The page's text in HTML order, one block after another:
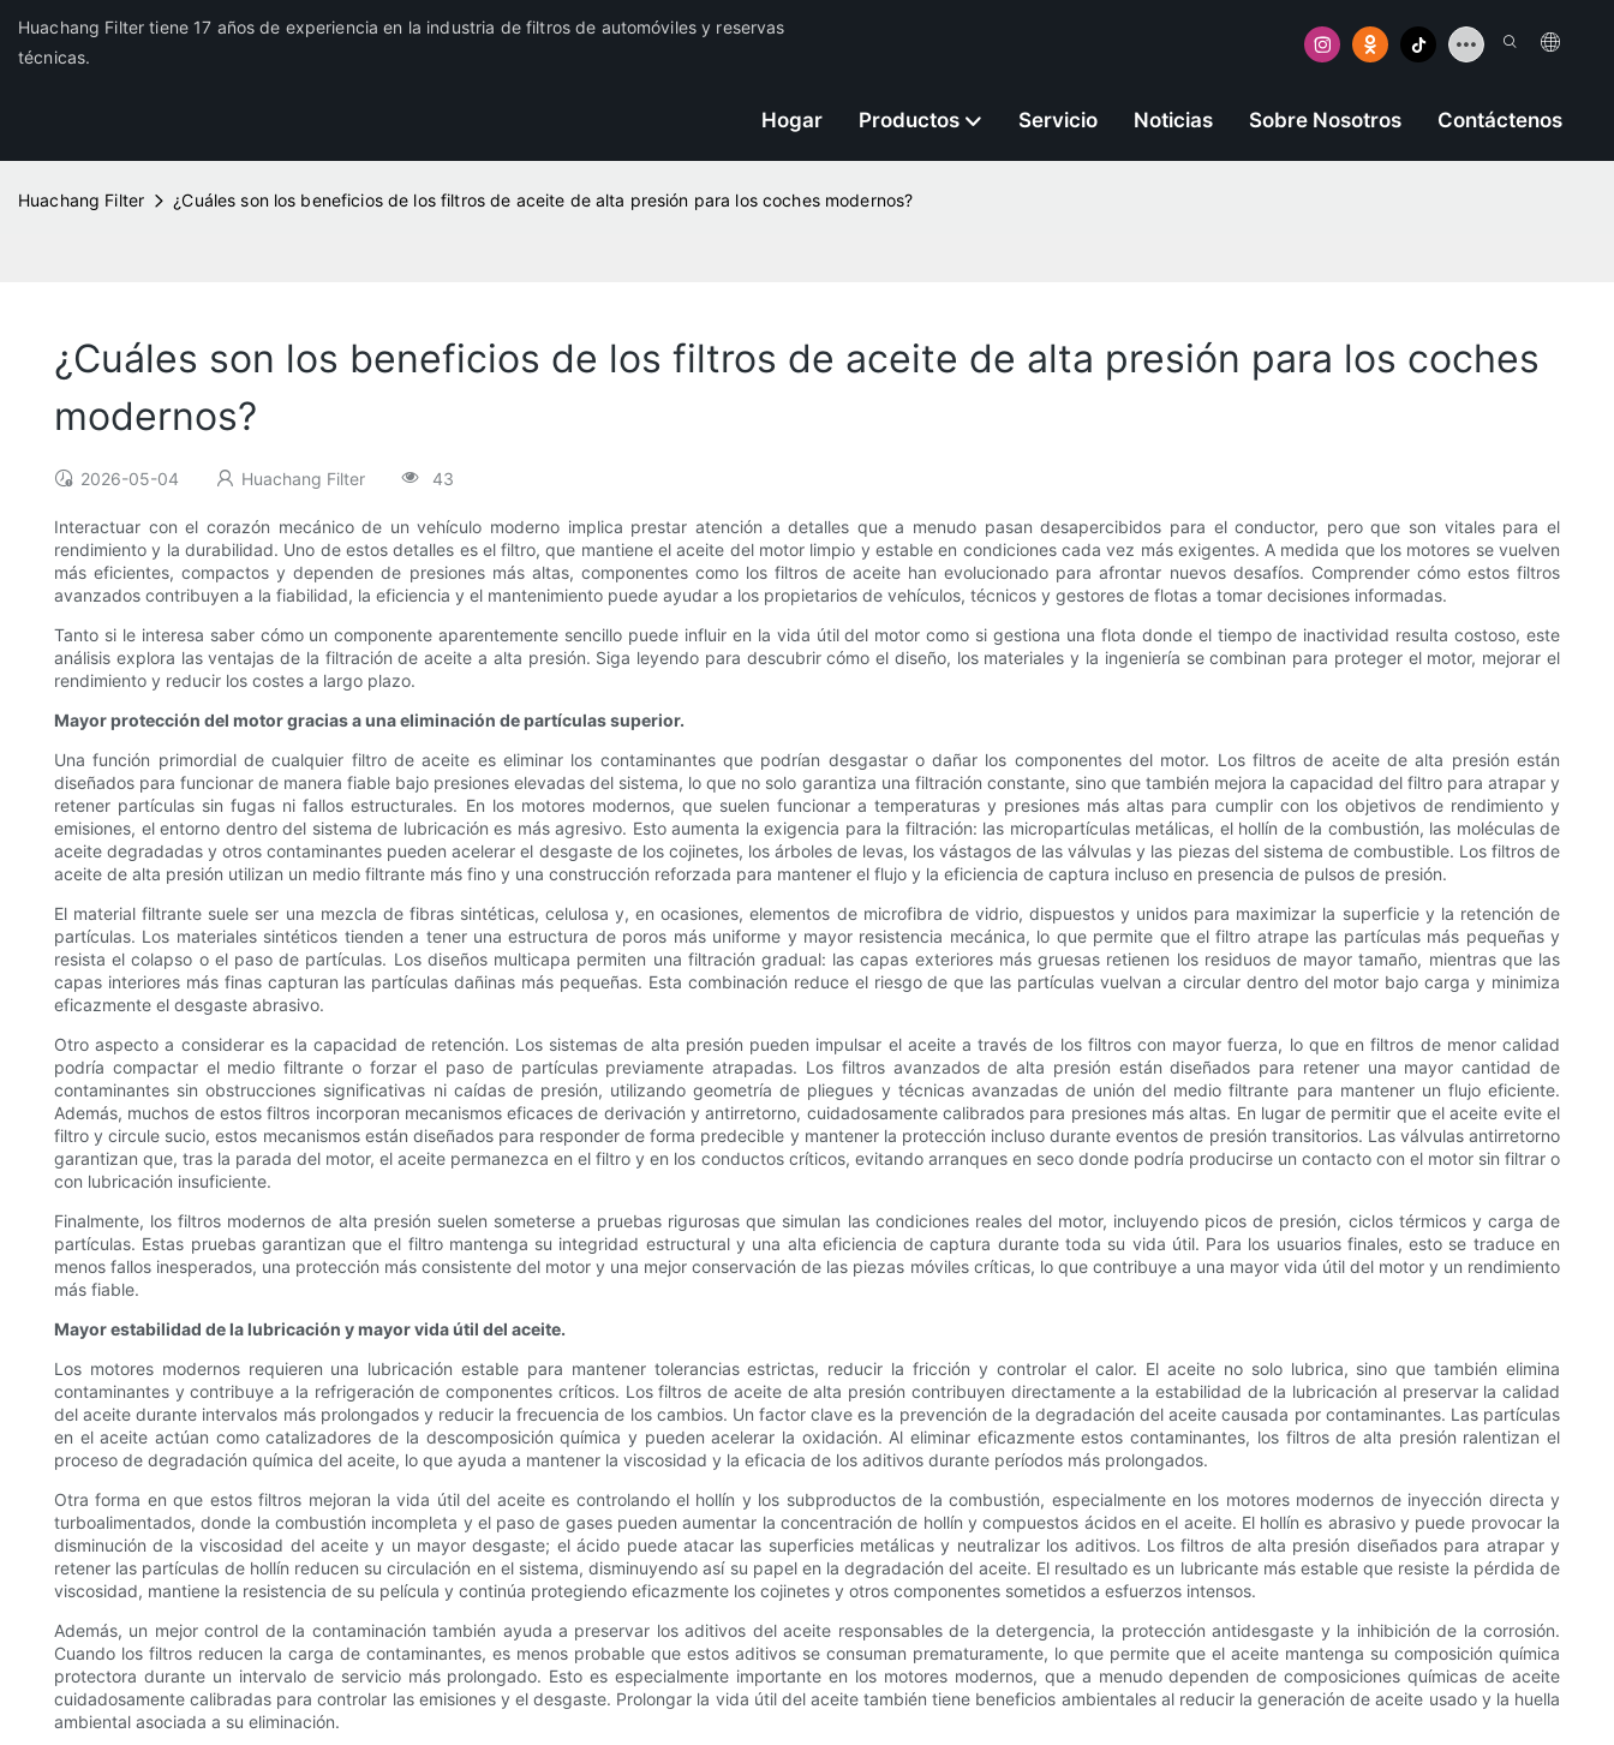
Huachang Filter tiene 17 años de experiencia en la industria de filtros de automóviles y reservas
técnicas.
Hogar Productos Servicio Noticias Sobre Nosotros Contáctenos
Huachang Filter ¿Cuáles son los beneficios de los filtros de aceite de alta presión para los coches modernos?
¿Cuáles son los beneficios de los filtros de aceite de alta presión para los coches
modernos?
2026-05-04 Huachang Filter 43
Interactuar con el corazón mecánico de un vehículo moderno implica prestar atención a detalles que a menudo pasan desapercibidos para el conductor, pero que son vitales para el
rendimiento y la durabilidad. Uno de estos detalles es el filtro, que mantiene el aceite del motor limpio y estable en condiciones cada vez más exigentes. A medida que los motores se vuelven
más eficientes, compactos y dependen de presiones más altas, componentes como los filtros de aceite han evolucionado para afrontar nuevos desafíos. Comprender cómo estos filtros
avanzados contribuyen a la fiabilidad, la eficiencia y el mantenimiento puede ayudar a los propietarios de vehículos, técnicos y gestores de flotas a tomar decisiones informadas.
Tanto si le interesa saber cómo un componente aparentemente sencillo puede influir en la vida útil del motor como si gestiona una flota donde el tiempo de inactividad resulta costoso, este
análisis explora las ventajas de la filtración de aceite a alta presión. Siga leyendo para descubrir cómo el diseño, los materiales y la ingeniería se combinan para proteger el motor, mejorar el
rendimiento y reducir los costes a largo plazo.
Mayor protección del motor gracias a una eliminación de partículas superior.
Una función primordial de cualquier filtro de aceite es eliminar los contaminantes que podrían desgastar o dañar los componentes del motor. Los filtros de aceite de alta presión están
diseñados para funcionar de manera fiable bajo presiones elevadas del sistema, lo que no solo garantiza una filtración constante, sino que también mejora la capacidad del filtro para atrapar y
retener partículas sin fugas ni fallos estructurales. En los motores modernos, que suelen funcionar a temperaturas y presiones más altas para cumplir con los objetivos de rendimiento y
emisiones, el entorno dentro del sistema de lubricación es más agresivo. Esto aumenta la exigencia para la filtración: las micropartículas metálicas, el hollín de la combustión, las moléculas de
aceite degradadas y otros contaminantes pueden acelerar el desgaste de los cojinetes, los árboles de levas, los vástagos de las válvulas y las piezas del sistema de combustible. Los filtros de
aceite de alta presión utilizan un medio filtrante más fino y una construcción reforzada para mantener el flujo y la eficiencia de captura incluso en presencia de pulsos de presión.
El material filtrante suele ser una mezcla de fibras sintéticas, celulosa y, en ocasiones, elementos de microfibra de vidrio, dispuestos y unidos para maximizar la superficie y la retención de
partículas. Los materiales sintéticos tienden a tener una estructura de poros más uniforme y mayor resistencia mecánica, lo que permite que el filtro atrape las partículas más pequeñas y
resista el colapso o el paso de partículas. Los diseños multicapa permiten una filtración gradual: las capas exteriores más gruesas retienen los residuos de mayor tamaño, mientras que las
capas interiores más finas capturan las partículas dañinas más pequeñas. Esta combinación reduce el riesgo de que las partículas vuelvan a circular dentro del motor bajo carga y minimiza
eficazmente el desgaste abrasivo.
Otro aspecto a considerar es la capacidad de retención. Los sistemas de alta presión pueden impulsar el aceite a través de los filtros con mayor fuerza, lo que en filtros de menor calidad
podría compactar el medio filtrante o forzar el paso de partículas previamente atrapadas. Los filtros avanzados de alta presión están diseñados para retener una mayor cantidad de
contaminantes sin obstrucciones significativas ni caídas de presión, utilizando geometría de pliegues y técnicas avanzadas de unión del medio filtrante para mantener un flujo eficiente.
Además, muchos de estos filtros incorporan mecanismos eficaces de derivación y antirretorno, cuidadosamente calibrados para presiones más altas. En lugar de permitir que el aceite evite el
filtro y circule sucio, estos mecanismos están diseñados para responder de forma predecible y mantener la protección incluso durante eventos de presión transitorios. Las válvulas antirretorno
garantizan que, tras la parada del motor, el aceite permanezca en el filtro y en los conductos críticos, evitando arranques en seco donde podría producirse un contacto con el motor sin filtrar o
con lubricación insuficiente.
Finalmente, los filtros modernos de alta presión suelen someterse a pruebas rigurosas que simulan las condiciones reales del motor, incluyendo picos de presión, ciclos térmicos y carga de
partículas. Estas pruebas garantizan que el filtro mantenga su integridad estructural y una alta eficiencia de captura durante toda su vida útil. Para los usuarios finales, esto se traduce en
menos fallos inesperados, una protección más consistente del motor y una mejor conservación de las piezas móviles críticas, lo que contribuye a una mayor vida útil del motor y un rendimiento
más fiable.
Mayor estabilidad de la lubricación y mayor vida útil del aceite.
Los motores modernos requieren una lubricación estable para mantener tolerancias estrictas, reducir la fricción y controlar el calor. El aceite no solo lubrica, sino que también elimina
contaminantes y contribuye a la refrigeración de componentes críticos. Los filtros de aceite de alta presión contribuyen directamente a la estabilidad de la lubricación al preservar la calidad
del aceite durante intervalos más prolongados y reducir la frecuencia de los cambios. Un factor clave es la prevención de la degradación del aceite causada por contaminantes. Las partículas
en el aceite actúan como catalizadores de la descomposición química y pueden acelerar la oxidación. Al eliminar eficazmente estos contaminantes, los filtros de alta presión ralentizan el
proceso de degradación química del aceite, lo que ayuda a mantener la viscosidad y la eficacia de los aditivos durante períodos más prolongados.
Otra forma en que estos filtros mejoran la vida útil del aceite es controlando el hollín y los subproductos de la combustión, especialmente en los motores modernos de inyección directa y
turboalimentados, donde la combustión incompleta y el paso de gases pueden aumentar la concentración de hollín y compuestos ácidos en el aceite. El hollín es abrasivo y puede provocar la
disminución de la viscosidad del aceite y un mayor desgaste; el ácido puede atacar las superficies metálicas y neutralizar los aditivos. Los filtros de alta presión diseñados para atrapar y
retener las partículas de hollín reducen su circulación en el sistema, disminuyendo así su papel en la degradación del aceite. El resultado es un lubricante más estable que resiste la pérdida de
viscosidad, mantiene la resistencia de su película y continúa protegiendo eficazmente los cojinetes y otros componentes sometidos a esfuerzos intensos.
Además, un mejor control de la contaminación también ayuda a preservar los aditivos del aceite responsables de la detergencia, la protección antidesgaste y la inhibición de la corrosión.
Cuando los filtros reducen la carga de contaminantes, es menos probable que estos aditivos se consuman prematuramente, lo que permite que el aceite mantenga su composición química
protectora durante un intervalo de servicio más prolongado. Esto es especialmente importante en los motores modernos, que a menudo dependen de composiciones químicas de aceite
cuidadosamente calibradas para controlar las emisiones y el desgaste. Prolongar la vida útil del aceite también tiene beneficios ambientales al reducir la generación de aceite usado y la huella
ambiental asociada a su eliminación.